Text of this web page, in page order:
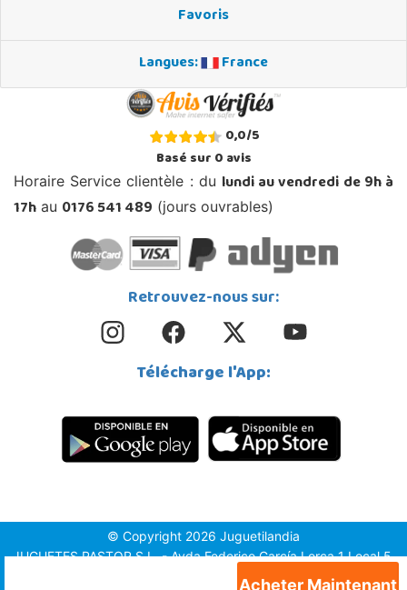
Acheter Maintenant
Favoris
Langues:
France
0,0/5
Basé sur0avis
Horaire Service clientèle : du lundi au vendredi de 9h à
17h au 0176 541 489 (jours ouvrables)
Retrouvez-nous sur:
Télécharge l'App:
© Copyright 2026 Juguetilandia
JUGUETES PASTOR S.L. - Avda.Federico García Lorca 1 Local 5,
1º, Puerta 6, 03509, Finestrat (Alicante)